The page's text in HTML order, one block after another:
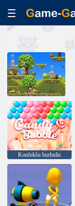
Konfekšu burbulis